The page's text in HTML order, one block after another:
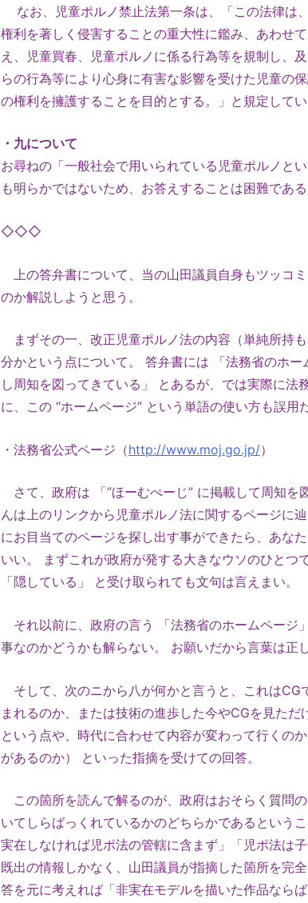
なお、児童ポルノ禁止法第一条は、「この法律は
権利を著しく侵害することの重大性に鑑み、あわせ
え、児童買春、児童ポルノに係る行為等を規制し、
らの行為等により心身に有害な影響を受けた児童の
の権利を擁護することを目的とする。」と規定してい
・九について
お尋ねの「一般社会で用いられている児童ポルノと
も明らかではないため、お答えすることは困難である
◇◇◇
上の答弁書について、当の山田議員自身もツッコ
のか解説しようと思う。
まずその一、改正児童ポルノ法の内容（単純所持
分かという点について。 答弁書には 「法務省のホ
し周知を図ってきている」 とあるが、では実際に
に、この “ホームページ” という単語の使い方も誤用
・法務省公式ページ（http://www.moj.go.jp/）
さて、政府は 「”ほーむぺーじ” に掲載して周知を
んは上のリンクから児童ポルノ法に関するページに
にお目当てのページを探し出す事ができたら、あな
いい。 まずこれが政府が発する大きなウソのひとつ
「隠している」 と受け取られても文句は言えまい。
それ以前に、政府の言う 「法務省のホームページ
事なのかどうかも解らない。 お願いだから言葉は正
そして、次のニから八が何かと言うと、これはCG
まれるのか、または技術の進歩した今やCGを見た
という点や、時代に合わせて内容が変わって行くの
があるのか） といった指摘を受けての回答。
この箇所を読んで解るのが、政府はおそらく質問
いてしらばっくれているかのどちらかであるという
実在しなければ児ポ法の管轄に含まず」「児ポ法は
既出の情報しかなく、山田議員が指摘した箇所を完
答を元に考えれば「非実在モデルを描いた作品なら